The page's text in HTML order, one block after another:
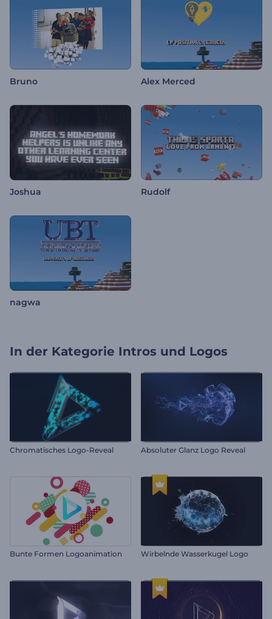
Bruno Alex Merced
Joshua Rudolf
nagwa
In der Kategorie Intros und Logos
Chromatisches Logo-Reveal Absoluter Glanz Logo Reveal
Bunte Formen Logoanimation Wirbelnde Wasserkugel Logo